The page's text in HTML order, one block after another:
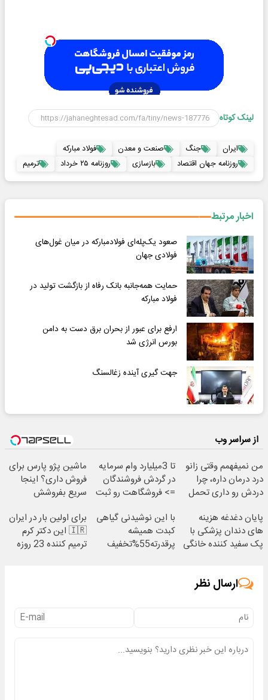
لینک کوتاه
ایران جنگ صنعت و معدن
فولاد مبارکه
روزنامه جهان اقتصاد
بازسازی روزنامه ۲۵ خرداد ترمیم
اخبار مرتبط
صعود یک‌پله‌ای فولادمبارکه در میان غول‌های
فولادی جهان
حمایت همه‌جانبه بانک رفاه از بازگشت تولید در
فولاد مبارکه
ارفع برای عبور از بحران برق دست به دامن
بورس انرژی شد
جهت گیری آینده زغالسنگ
از سراسر وب
من نمیفهمم وقتی زانو
درد درمان داره، چرا
دردش رو داری تحمل
تا 3میلیارد وام سرمایه
در گردش فروشندگان
=> فروشگاهت رو ثبت
ماشین پژو پارس برای
فروش داری؟ اینجا
سریع بفروشش
پایان دغدغه هزینه
های دندان پزشکی با
پک سفید کننده خانگی
با این نوشیدنی گیاهی
کبدت همیشه
پرقدرته55%تخفیف
برای اولین بار در ایران
🇮🇷 این دکتر کرم
ترمیم کننده 23 روزه
ارسال نظر